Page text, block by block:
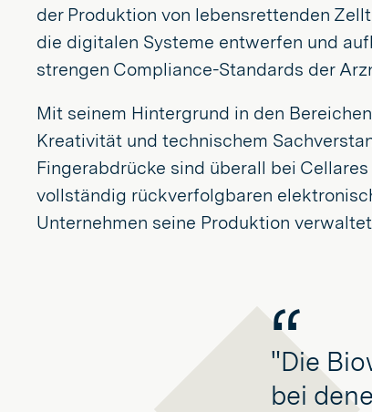
der Produktion von lebensrettenden
die digitalen Systeme entwerfen und
strengen Compliance-Standards der
Mit seinem Hintergrund in den
Kreativität und technischem
Fingerabdrücke sind überall bei
vollständig rückverfolgbaren
Unternehmen seine Produktion
"Die
bei